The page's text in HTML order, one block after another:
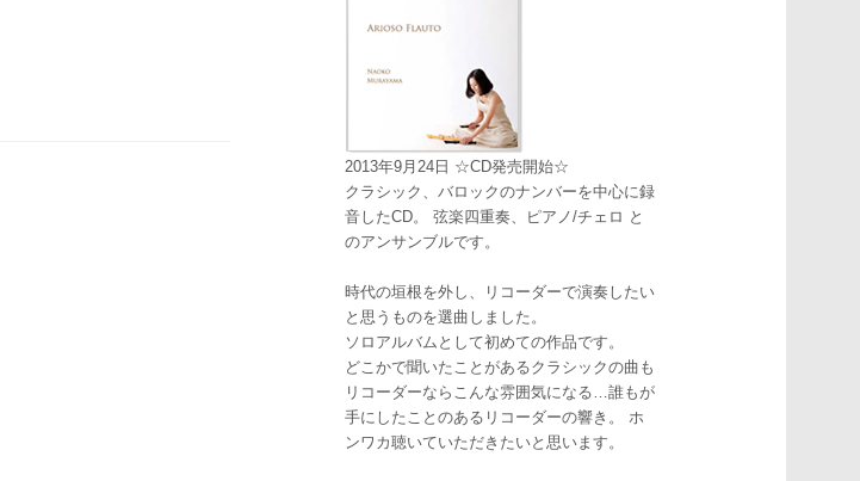
2013年9月24日 ☆CD発売開始☆
クラシック、バロックのナンバーを中心に録
音したCD。 弦楽四重奏、ピアノ/チェロ と
のアンサンブルです。
時代の垣根を外し、リコーダーで演奏したい
と思うものを選曲しました。
ソロアルバムとして初めての作品です。
どこかで聞いたことがあるクラシックの曲も
リコーダーならこんな雰囲気になる…誰もが
手にしたことのあるリコーダーの響き。 ホ
ンワカ聴いていただきたいと思います。